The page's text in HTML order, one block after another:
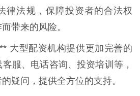
律法规，保障投资者的合法权
带来的风险。
大型配资机构提供更加完善的
服、电话咨询、投资培训等，
疑问，提供全方位的支持。